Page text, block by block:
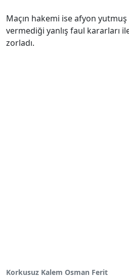
Maçın hakemi ise afyon
vermediği yanlış faul kararları
zorladı.
Korkusuz Kalem Osman Ferit